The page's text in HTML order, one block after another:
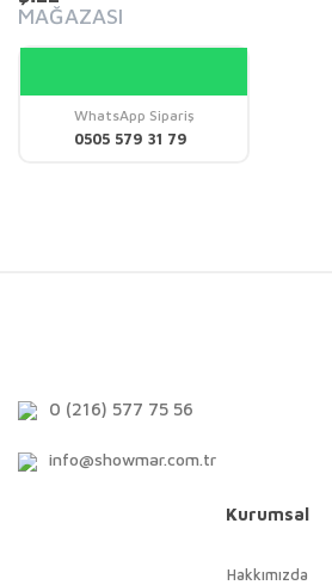
MAĞAZASI
WhatsApp Sipariş
0505 579 31 79
0 (216) 577 75 56
info@showmar.com.tr
Kurumsal
Hakkımızda